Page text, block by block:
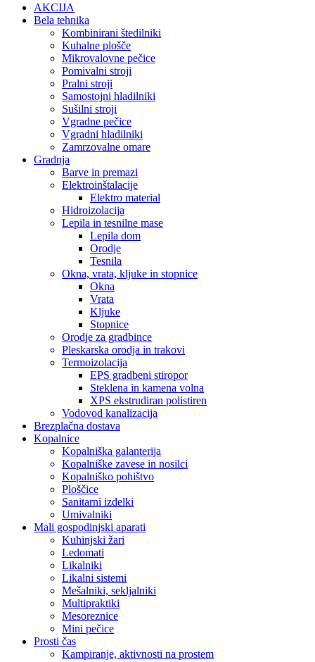
AKCIJA
Bela tehnika
Kombinirani štedilniki
Kuhalne plošče
Mikrovalovne pečice
Pomivalni stroji
Pralni stroji
Samostojni hladilniki
Sušilni stroji
Vgradne pečice
Vgradni hladilniki
Zamrzovalne omare
Gradnja
Barve in premazi
Elektroinštalacije
Elektro material
Hidroizolacija
Lepila in tesnilne mase
Lepila dom
Orodje
Tesnila
Okna, vrata, kljuke in stopnice
Okna
Vrata
Kljuke
Stopnice
Orodje za gradbince
Pleskarska orodja in trakovi
Termoizolacija
EPS gradbeni stiropor
Steklena in kamena volna
XPS ekstrudiran polistiren
Vodovod kanalizacija
Brezplačna dostava
Kopalnice
Kopalniška galanterija
Kopalniške zavese in nosilci
Kopalniško pohištvo
Ploščice
Sanitarni izdelki
Umivalniki
Mali gospodinjski aparati
Kuhinjski žari
Ledomati
Likalniki
Likalni sistemi
Mešalniki, sekljalniki
Multipraktiki
Mesoreznice
Mini pečice
Prosti čas
Kampiranje, aktivnosti na prostem